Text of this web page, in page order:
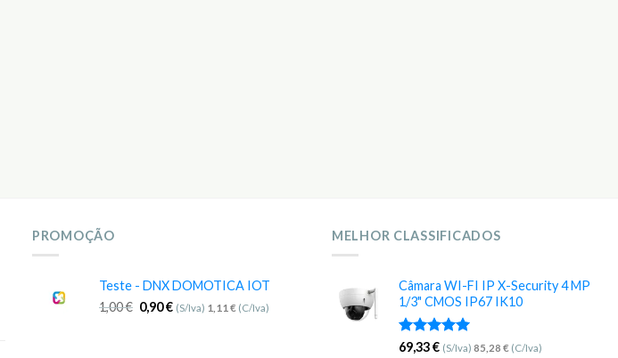
PROMOÇÃO
Teste - DNX DOMOTICA IOT
1,00€ 0,90€ (S/Iva) 1,11€ (C/Iva)
MELHOR CLASSIFICADOS
Câmara WI-FI IP X-Security 4 MP
1/3" CMOS IP67 IK10
Avaliação
69,33€ (S/Iva) 85,28 € (C/Iva)